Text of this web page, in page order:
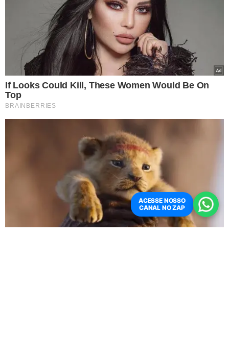
Humanos. “Estou me manifestando no sentido de
desnecessidade de decisão judicial”, complementou.
Última ministra a votar, já nesta quinta, a presidente da
Corte, Cármen Lúcia, afirmou que "não se respeita a
honra de alguém se não se respeita a imagem que [essa
pessoa] tem".
“Somos iguais, sim, na nossa dignidade, mas temos o
direito de ser diferentes em nossa pluralidade e nossa
forma de ser”, disse a presidente do STF antes de proferir
STF TRANS ALTERAR NOME REGISTRO CIVIL
VEJA TAMBÉM
NÃO PEGOU BEM
ACESSE NOSSO
CANAL NO ZAP